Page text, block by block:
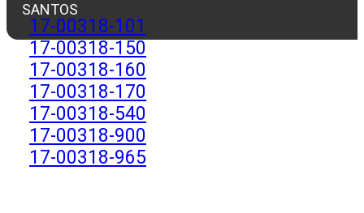
SANTOS
17-00318-101
17-00318-150
17-00318-160
17-00318-170
17-00318-540
17-00318-900
17-00318-965